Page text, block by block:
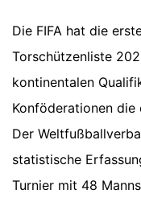
Die FIFA hat die
Torschützenliste
kontinentalen
Konföderationen die
Der
statistische
Turnier mit 48